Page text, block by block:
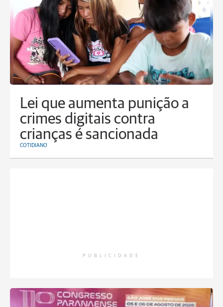
Lei que aumenta punição a
crimes digitais contra
crianças é sancionada
COTIDIANO
PUBLICIDADE